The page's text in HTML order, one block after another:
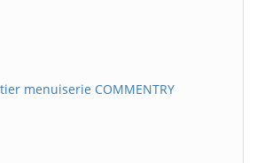
menuiserie COMMENTRY